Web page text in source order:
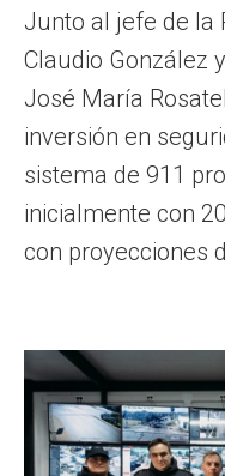
Junto al jefe de la
Claudio González
José María
inversión en
sistema de 911
inicialmente con
con proyecciones